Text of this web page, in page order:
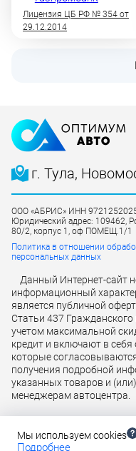
Лицензия ЦБ РФ № 354 от
29.12.2014
г. Тула,
ООО «АБРИС» ИНН
Юридический адрес: 109462,
80/2, корпус 1, оф ПОМЕЩ.1/1
Политика в отношении
персональных данных
Данный Интернет-сайт
информационный
является публичной
Статьи 437
учетом максимальной
кредит и включают в
которые
получения подробной
указанных товаров и
менеджерам автоцентра.
Кредит
РФ № 2673 от 09.07.2024
Мы используем cookies
Подробнее